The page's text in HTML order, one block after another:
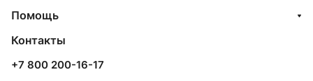
Помощь
Контакты
+7 800 200-16-17